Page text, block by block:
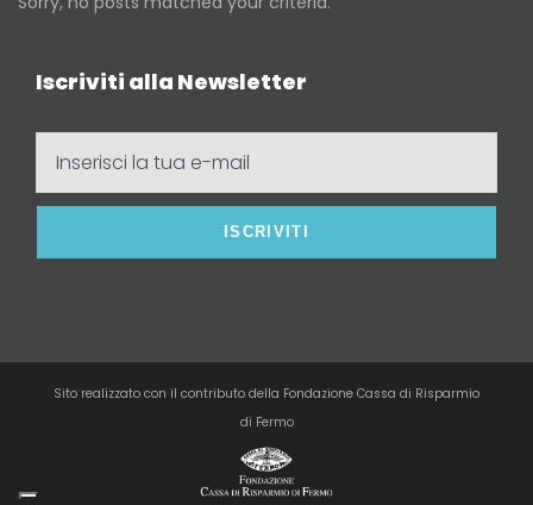
Iscriviti alla Newsletter
tua
mail
Sito realizzato con il contributo della Fondazione Cassa di Risparmio
di Fermo